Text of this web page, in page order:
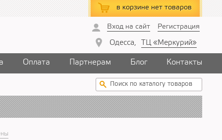
в корзине нет товаров
Вход на сайт Регистрация
Одесса, ТЦ «Меркурий»
Оплата Партнерам Блог Контакты